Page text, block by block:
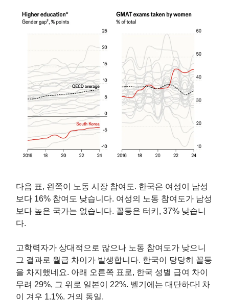
다음 표, 왼쪽이 노동 시장 참여도. 한국은 여성이 남성
보다 16% 참여도 낮습니다. 여성의 노동 참여도가 남성
보다 높은 국가는 없습니다. 꼴등은 터키, 37% 낮습니
다.
고학력자가 상대적으로 많으나 노동 참여도가 낮으니
그 결과로 월급 차이가 발생합니다. 한국이 당당히 꼴등
을 차지했네요. 아래 오른쪽 표로, 한국 성별 급여 차이
무려 29%, 그 위로 일본이 22%. 벨기에는 대단하다! 차
이 겨우 1.1%. 거의 동일.